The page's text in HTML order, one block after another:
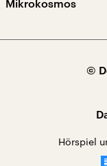
Mikrokosmos
©
Hörspiel